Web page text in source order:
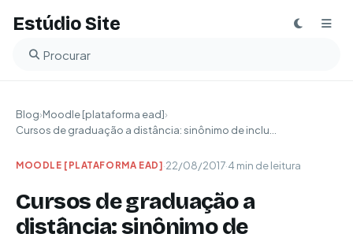
Estúdio Site
Buscar no blog
Blog›Moodle [plataforma ead]›
Cursos de graduação a distância: sinônimo de inclu...
MOODLE [PLATAFORMA EAD]·22/08/2017·4 min de leitura
Cursos de graduação a
distância: sinônimo de